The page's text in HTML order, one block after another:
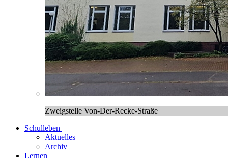
Zweigstelle Von-Der-Recke-Straße
Schulleben
Aktuelles
Archiv
Lernen